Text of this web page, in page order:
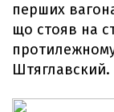
перших
що стояв на
Штяглавский.